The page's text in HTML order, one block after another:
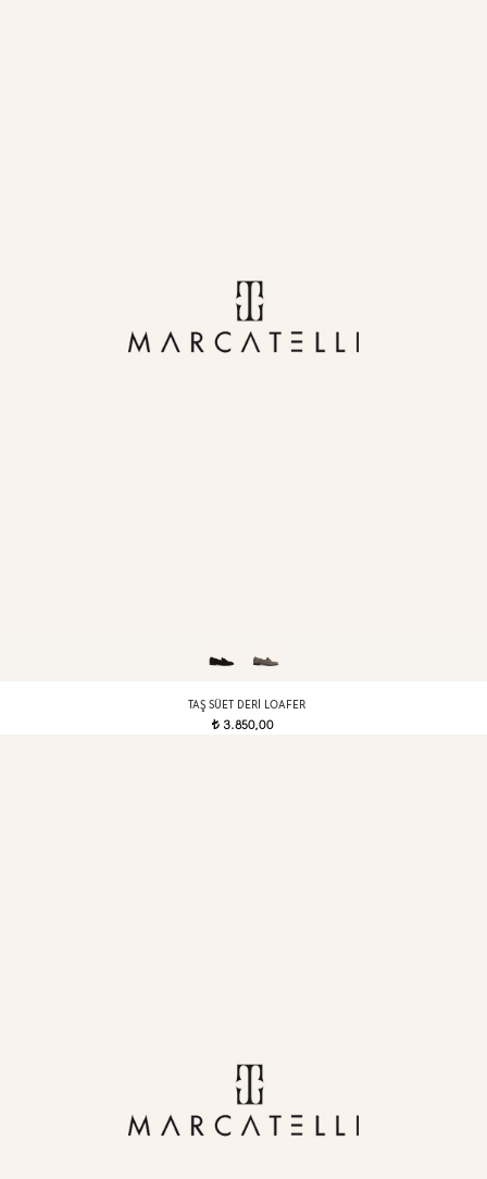
TAŞ SÜET DERI LOAFER
t3.850,00